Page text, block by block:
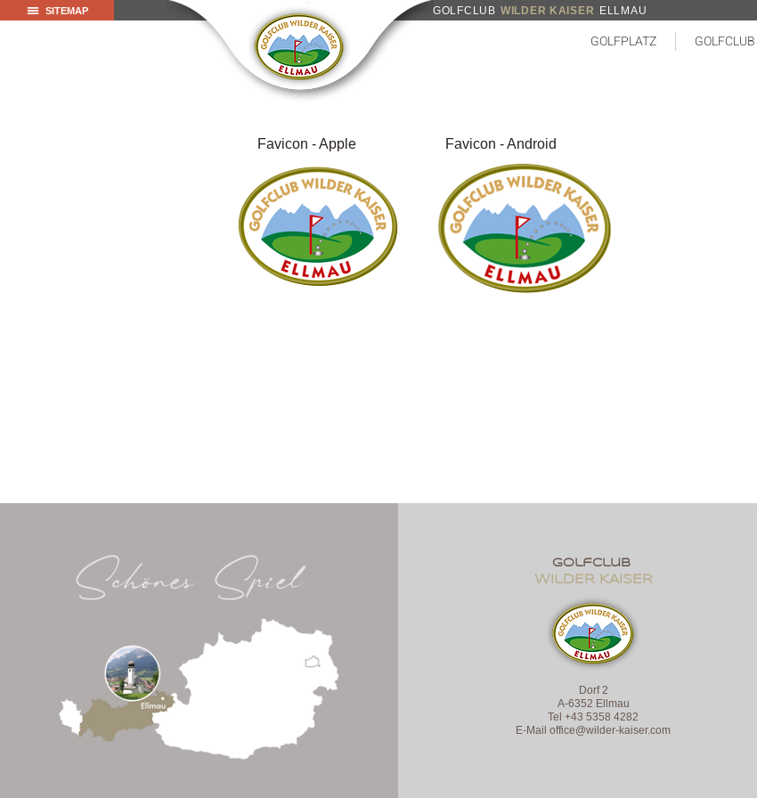
GOLFPLATZ GOLFCLUB
SITEMAP GOLFCLUB WILDER KAISER ELLMAU
Favicon - Apple Favicon - Android
golfclub
wildER KAISER
Dorf 2
A-6352 Ellmau
Tel +43 5358 4282
E-Mailoffice@wilder-kaiser.com